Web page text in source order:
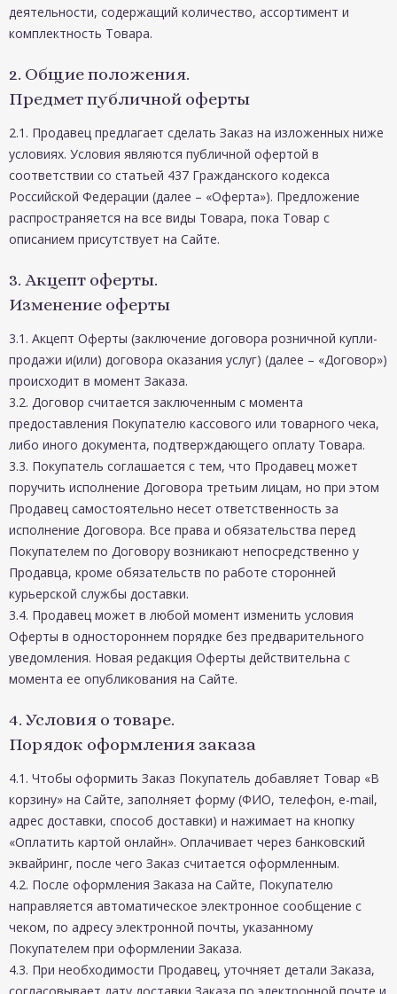
деятельности, содержащий количество, ассортимент и
комплектность Товара.
2. Общие положения.
Предмет публичной оферты
2.1. Продавец предлагает сделать Заказ на изложенных ниже
условиях. Условия являются публичной офертой в
соответствии со статьей 437 Гражданского кодекса
Российской Федерации (далее – «Оферта»). Предложение
распространяется на все виды Товара, пока Товар с
описанием присутствует на Сайте.
3. Акцепт оферты.
Изменение оферты
3.1. Акцепт Оферты (заключение договора розничной купли-
продажи и(или) договора оказания услуг) (далее – «Договор»)
происходит в момент Заказа.
3.2. Договор считается заключенным с момента
предоставления Покупателю кассового или товарного чека,
либо иного документа, подтверждающего оплату Товара.
3.3. Покупатель соглашается с тем, что Продавец может
поручить исполнение Договора третьим лицам, но при этом
Продавец самостоятельно несет ответственность за
исполнение Договора. Все права и обязательства перед
Покупателем по Договору возникают непосредственно у
Продавца, кроме обязательств по работе сторонней
курьерской службы доставки.
3.4. Продавец может в любой момент изменить условия
Оферты в одностороннем порядке без предварительного
уведомления. Новая редакция Оферты действительна с
момента ее опубликования на Сайте.
4. Условия о товаре.
Порядок оформления заказа
4.1. Чтобы оформить Заказ Покупатель добавляет Товар «В
корзину» на Сайте, заполняет форму (ФИО, телефон, e-mail,
адрес доставки, способ доставки) и нажимает на кнопку
«Оплатить картой онлайн». Оплачивает через банковский
эквайринг, после чего Заказ считается оформленным.
4.2. После оформления Заказа на Сайте, Покупателю
направляется автоматическое электронное сообщение с
чеком, по адресу электронной почты, указанному
Покупателем при оформлении Заказа.
4.3. При необходимости Продавец, уточняет детали Заказа,